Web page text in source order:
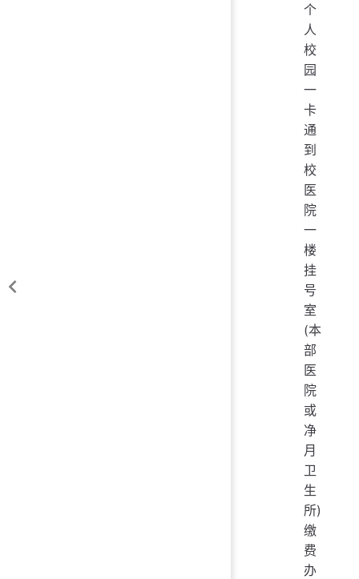
个
人
校
园
一
卡
通
到
校
医
院
一
楼
挂
号
室
(本
部
医
院
或
净
月
卫
生
所)
缴
费
办